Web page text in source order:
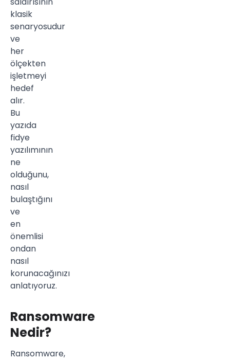
klasik
senaryosudur
ve
her
ölçekten
işletmeyi
hedef
alır.
Bu
yazıda
fidye
yazılımının
ne
olduğunu,
nasıl
bulaştığını
ve
en
önemlisi
ondan
nasıl
korunacağınızı
anlatıyoruz.
Ransomware
Nedir?
Ransomware,